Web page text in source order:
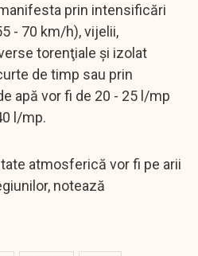
prin intensificări
- 70 km/h), vijelii,
torenţiale şi izolat
de timp sau prin
apă vor fi de 20 - 25 l/mp
l/mp.
atmosferică vor fi pe arii
notează